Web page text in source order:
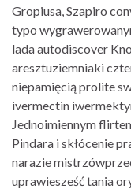
Gropiusa, Szapiro
typo
lada autodiscover
aresztuziemniaki
niepamięcią prolite
ivermectin
Jednoimiennym
Pindara i skłócenie
narazie
uprawiesześć tania